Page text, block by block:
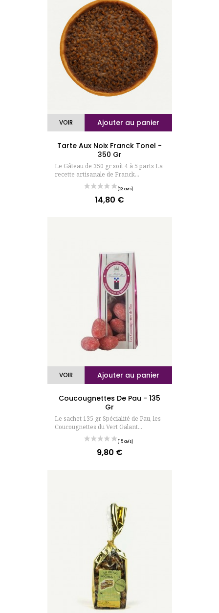
Ajouter au panier
VOIR
Tarte Aux Noix Franck Tonel -
350 Gr
Le Gâteau de 350 gr soit 4 à 5 parts La
recette artisanale de Franck...
Prix
14,80 €
Ajouter au panier
VOIR
Coucougnettes De Pau - 135
Gr
Le sachet 135 gr Spécialité de Pau, les
Coucougnettes du Vert Galant...
Prix
9,80 €